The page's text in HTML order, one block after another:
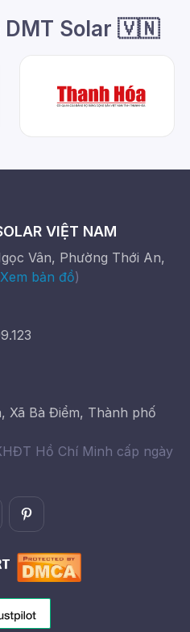
DMT Solar 🇻🇳
VIỆT NAM
Vân, Phường Thới An,
Xem bản đồ)
Xã Bà Điểm, Thành phố
Hồ Chí Minh cấp ngày